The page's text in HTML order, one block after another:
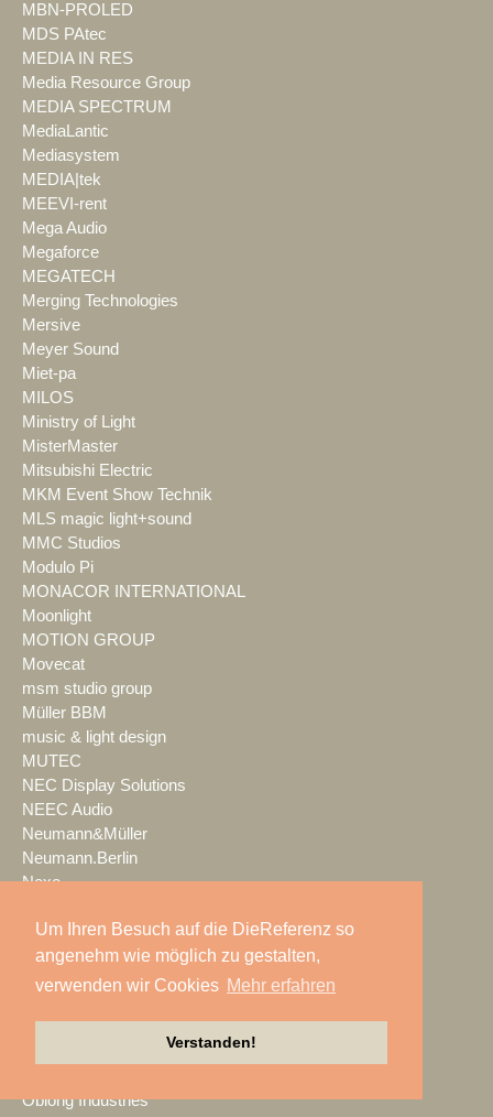
Um Ihren Besuch auf die DieReferenz so
angenehm wie möglich zu gestalten,
verwenden wir Cookies Mehr erfahren
Verstanden!
MBN-PROLED
MDS PAtec
MEDIA IN RES
Media Resource Group
MEDIA SPECTRUM
MediaLantic
Mediasystem
MEDIA|tek
MEEVI-rent
Mega Audio
Megaforce
MEGATECH
Merging Technologies
Mersive
Meyer Sound
Miet-pa
MILOS
Ministry of Light
MisterMaster
Mitsubishi Electric
MKM Event Show Technik
MLS magic light+sound
MMC Studios
Modulo Pi
MONACOR INTERNATIONAL
Moonlight
MOTION GROUP
Movecat
msm studio group
Müller BBM
music & light design
MUTEC
NEC Display Solutions
NEEC Audio
Neumann&Müller
Neumann.Berlin
Nexo
NIEMEIER Event Tools
NIYU.productions
nobeo
Oblong Industries